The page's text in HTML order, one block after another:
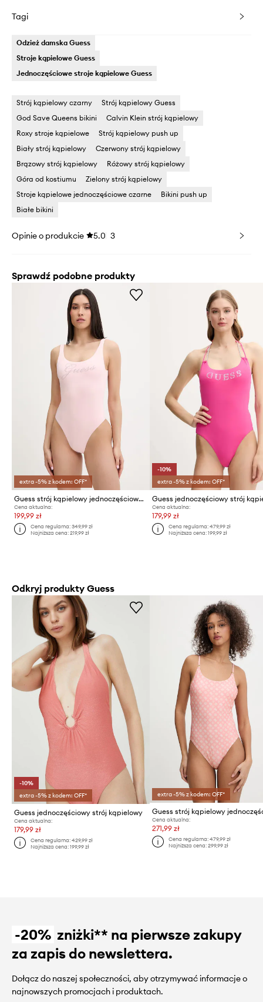
Tagi
Odzież damska Guess
Stroje kąpielowe Guess
Jednoczęściowe stroje kąpielowe Guess
Strój kąpielowy czarny
Strój kąpielowy Guess
God Save Queens bikini
Calvin Klein strój kąpielowy
Roxy stroje kąpielowe
Strój kąpielowy push up
Biały strój kąpielowy
Czerwony strój kąpielowy
Brązowy strój kąpielowy
Różowy strój kąpielowy
Góra od kostiumu
Zielony strój kąpielowy
Stroje kąpielowe jednoczęściowe czarne
Bikini push up
Białe bikini
Opinie o produkcie 5.0 3
Sprawdź podobne produkty
extra -5% z kodem: OFF*
Guess strój kąpielowy jednoczęściowy damski ANNALISA
Cena aktualna:
199,99 zł
Cena regularna:349,99 zł
Najniższa cena:219,99 zł
-10%
extra -5% z kodem: OFF*
Guess jednoczęściowy strój
Cena aktualna:
179,99 zł
Cena regularna: 479,99 zł
Najniższa cena: 199,99 zł
Odkryj produkty Guess
-10%
extra -5% z kodem: OFF*
Guess jednoczęściowy strój kąpielowy
Cena aktualna:
179,99 zł
Cena regularna:429,99 zł
Najniższa cena:199,99 zł
extra -5% z kodem: OFF*
Cena aktualna:
271,99 zł
Cena regularna: 479,99 zł
Najniższa cena: 299,99 zł
-20% zniżki** na pierwsze zakupy
za zapis do newslettera.
Dołącz do naszej społeczności, aby otrzymywać informacje o
najnowszych promocjach i produktach.